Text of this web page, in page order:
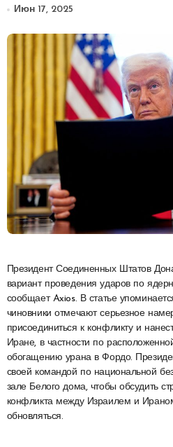
Июн 17, 2025
вариант проведения ударов по
сообщает Axios. В статье
чиновники отмечают серьезное
присоединиться к конфликту и
Иране, в частности по
обогащению урана в Фордо.
своей командой по национальной
зале Белого дома, чтобы обсудить
конфликта между Израилем и
обновляться.